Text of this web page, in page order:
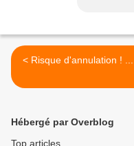
< Risque d'annulation ! .....
Hébergé par Overblog
Top articles